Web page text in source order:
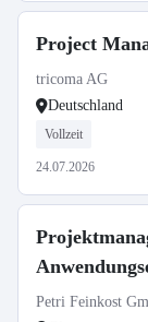
Project
tricoma AG
Deutschland
Vollzeit
24.07.2026
Petri Feinkost